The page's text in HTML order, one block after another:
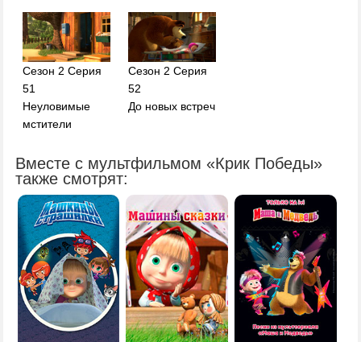
Сезон 2 Серия
51
Неуловимые
мстители
Сезон 2 Серия
52
До новых встреч
Вместе с мультфильмом «Крик Победы»
также смотрят: